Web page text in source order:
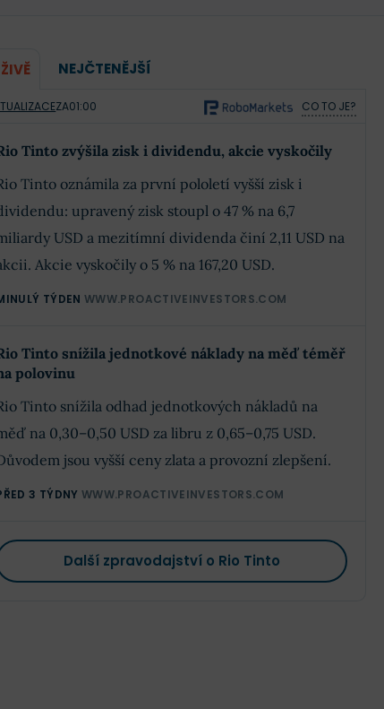
ŽIVĚ NEJČTENĚJŠÍ
ZA01:00 CO TO JE?
Tinto zvýšila zisk i dividendu, akcie vyskočily
Tinto oznámila za první pololetí vyšší zisk i
upravený zisk stoupl o 47 % na 6,7
USD a mezitímní dividenda činí 2,11 USD na
Akcie vyskočily o 5 % na 167,20 USD.
TÝDEN WWW.PROACTIVEINVESTORS.COM
Tinto snížila jednotkové náklady na měď téměř
polovinu
Tinto snížila odhad jednotkových nákladů na
na 0,30–0,50 USD za libru z 0,65–0,75 USD.
jsou vyšší ceny zlata a provozní zlepšení.
3 TÝDNY WWW.PROACTIVEINVESTORS.COM
Další zpravodajství o Rio Tinto